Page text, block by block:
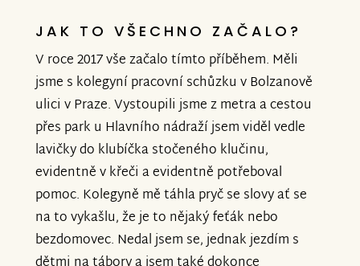
JAK TO VŠECHNO ZAČALO?
V roce 2017 vše začalo tímto příběhem. Měli
jsme s kolegyní pracovní schůzku v Bolzanově
ulici v Praze. Vystoupili jsme z metra a cestou
přes park u Hlavního nádraží jsem viděl vedle
lavičky do klubíčka stočeného klučinu,
evidentně v křeči a evidentně potřeboval
pomoc. Kolegyně mě táhla pryč se slovy ať se
na to vykašlu, že je to nějaký feťák nebo
bezdomovec. Nedal jsem se, jednak jezdím s